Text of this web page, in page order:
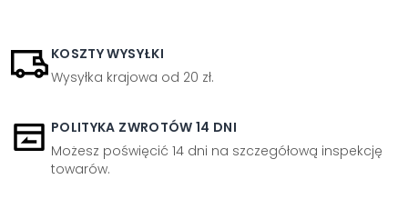
KOSZTY WYSYŁKI
Wysyłka krajowa od 20 zł.
POLITYKA ZWROTÓW 14 DNI
Możesz poświęcić 14 dni na szczegółową inspekcję
towarów.